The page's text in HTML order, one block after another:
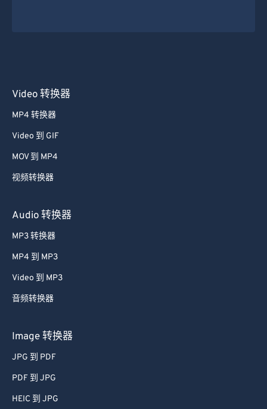
Video 转换器
MP4 转换器
Video 到 GIF
MOV 到 MP4
视频转换器
Audio 转换器
MP3 转换器
MP4 到 MP3
Video 到 MP3
音频转换器
Image 转换器
JPG 到 PDF
PDF 到 JPG
HEIC 到 JPG